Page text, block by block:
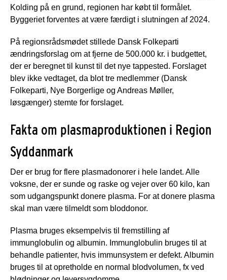
Kolding på en grund, regionen har købt til formålet.
Byggeriet forventes at være færdigt i slutningen af 2024.
På regionsrådsmødet stillede Dansk Folkeparti
ændringsforslag om at fjerne de 500.000 kr. i budgettet,
der er beregnet til kunst til det nye tappested. Forslaget
blev ikke vedtaget, da blot tre medlemmer (Dansk
Folkeparti, Nye Borgerlige og Andreas Møller,
løsgænger) stemte for forslaget.
Fakta om plasmaproduktionen i Region
Syddanmark
Der er brug for flere plasmadonorer i hele landet. Alle
voksne, der er sunde og raske og vejer over 60 kilo, kan
som udgangspunkt donere plasma. For at donere plasma
skal man være tilmeldt som bloddonor.
Plasma bruges eksempelvis til fremstilling af
immunglobulin og albumin. Immunglobulin bruges til at
behandle patienter, hvis immunsystem er defekt. Albumin
bruges til at opretholde en normal blodvolumen, fx ved